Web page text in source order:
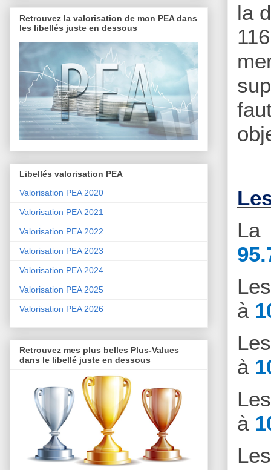
la
La
à
à
à
Retrouvez la valorisation de mon PEA dans
les libellés juste en dessous
Libellés valorisation PEA
Valorisation PEA 2020
Valorisation PEA 2021
Valorisation PEA 2022
Valorisation PEA 2023
Valorisation PEA 2024
Valorisation PEA 2025
Valorisation PEA 2026
Retrouvez mes plus belles Plus-Values
dans le libellé juste en dessous